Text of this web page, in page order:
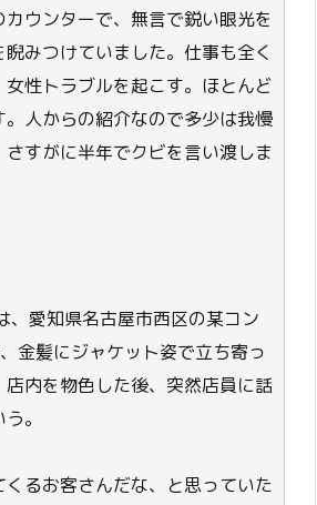
カウンターで、無言で鋭い眼光を
睨みつけていました。仕事も全く
性トラブルを起こす。ほとんど
人からの紹介なので多少は我慢
さすがに半年でクビを言い渡しま
、愛知県名古屋市西区の某コン
金髪にジャケット姿で立ち寄っ
店内を物色した後、突然店員に話
。
くるお客さんだな、と思っていた